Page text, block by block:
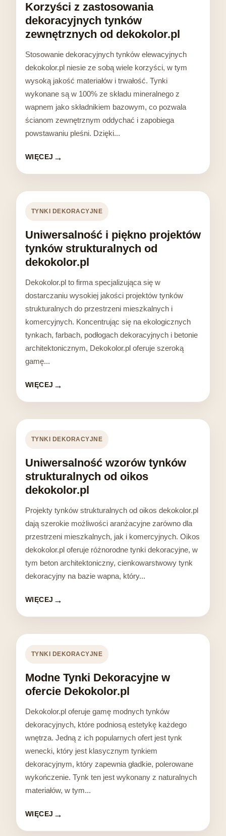
Korzyści z zastosowania
dekoracyjnych tynków
zewnętrznych od dekokolor.pl
Stosowanie dekoracyjnych tynków elewacyjnych
dekokolor.pl niesie ze sobą wiele korzyści, w tym
wysoką jakość materiałów i trwałość. Tynki
wykonane są w 100% ze składu mineralnego z
wapnem jako składnikiem bazowym, co pozwala
ścianom zewnętrznym oddychać i zapobiega
powstawaniu pleśni. Dzięki...
WIĘCEJ
TYNKI DEKORACYJNE
Uniwersalność i piękno projektów
tynków strukturalnych od
dekokolor.pl
Dekokolor.pl to firma specjalizująca się w
dostarczaniu wysokiej jakości projektów tynków
strukturalnych do przestrzeni mieszkalnych i
komercyjnych. Koncentrując się na ekologicznych
tynkach, farbach, podłogach dekoracyjnych i betonie
architektonicznym, Dekokolor.pl oferuje szeroką
gamę...
WIĘCEJ
TYNKI DEKORACYJNE
Uniwersalność wzorów tynków
strukturalnych od oikos
dekokolor.pl
Projekty tynków strukturalnych od oikos dekokolor.pl
dają szerokie możliwości aranżacyjne zarówno dla
przestrzeni mieszkalnych, jak i komercyjnych. Oikos
dekokolor.pl oferuje różnorodne tynki dekoracyjne, w
tym beton architektoniczny, cienkowarstwowy tynk
dekoracyjny na bazie wapna, który...
WIĘCEJ
TYNKI DEKORACYJNE
Modne Tynki Dekoracyjne w
ofercie Dekokolor.pl
Dekokolor.pl oferuje gamę modnych tynków
dekoracyjnych, które podniosą estetykę każdego
wnętrza. Jedną z ich popularnych ofert jest tynk
wenecki, który jest klasycznym tynkiem
dekoracyjnym, który zapewnia gładkie, polerowane
wykończenie. Tynk ten jest wykonany z naturalnych
materiałów, w tym...
WIĘCEJ